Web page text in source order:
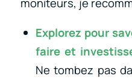
Explorez pour
faire et
Ne tombez pas